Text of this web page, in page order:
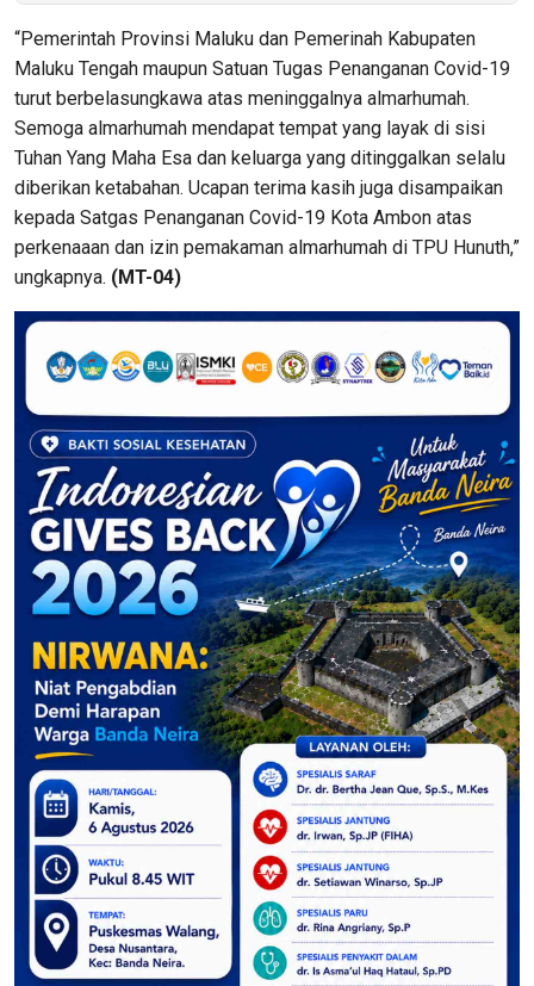
“Pemerintah Provinsi Maluku dan Pemerinah Kabupaten
Maluku Tengah maupun Satuan Tugas Penanganan Covid-19
turut berbelasungkawa atas meninggalnya almarhumah.
Semoga almarhumah mendapat tempat yang layak di sisi
Tuhan Yang Maha Esa dan keluarga yang ditinggalkan selalu
diberikan ketabahan. Ucapan terima kasih juga disampaikan
kepada Satgas Penanganan Covid-19 Kota Ambon atas
perkenaaan dan izin pemakaman almarhumah di TPU Hunuth,”
ungkapnya. (MT-04)